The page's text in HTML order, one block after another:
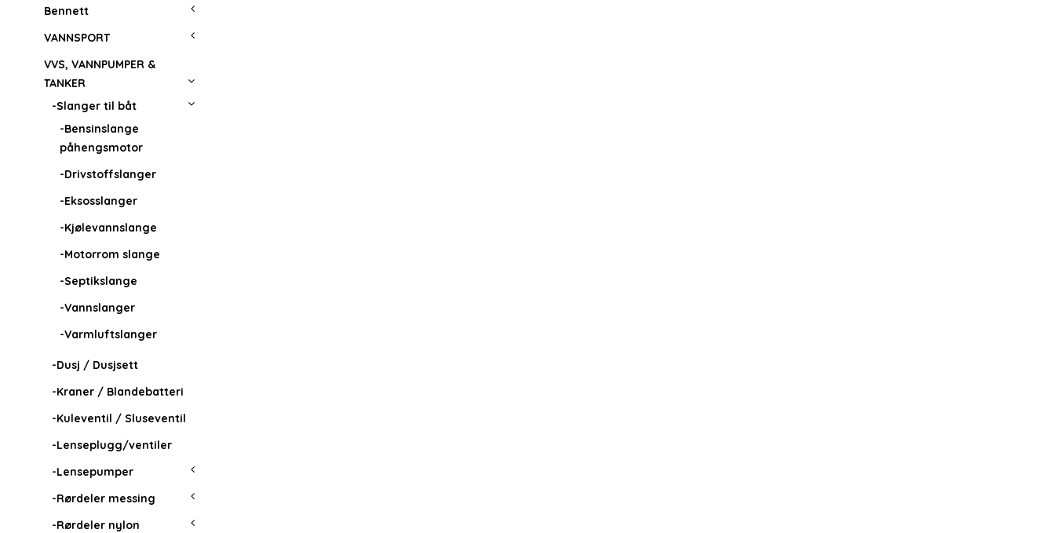
Bennett
VANNSPORT
VVS, VANNPUMPER &
TANKER
-Slanger til båt
-Bensinslange
påhengsmotor
-Drivstoffslanger
-Eksosslanger
-Kjølevannslange
-Motorrom slange
-Septikslange
-Vannslanger
-Varmluftslanger
-Dusj / Dusjsett
-Kraner / Blandebatteri
-Kuleventil / Sluseventil
-Lenseplugg/ventiler
-Lensepumper
-Rørdeler messing
-Rørdeler nylon